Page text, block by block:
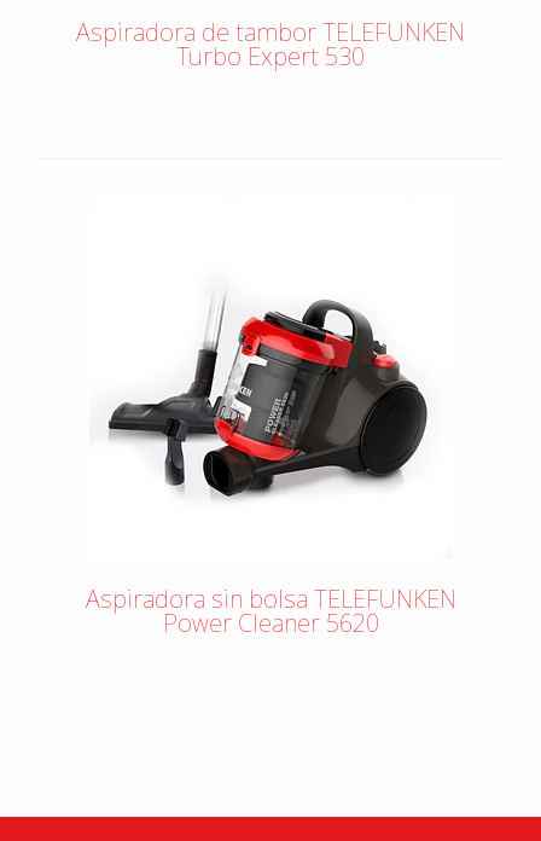
Aspiradora de tambor TELEFUNKEN
Turbo Expert 530
Aspiradora sin bolsa TELEFUNKEN
Power Cleaner 5620